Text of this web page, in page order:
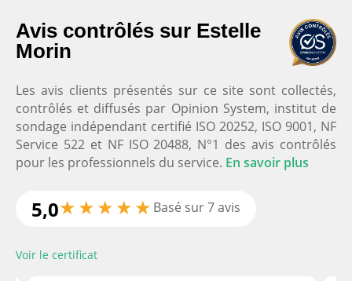
Domicil'Gym Coach Sportif à Domicile
5.0
Basé sur251avis
Voir tous les avis
Merci à François pour son super
accompagnement, des séances pour mon
Toulouse, depuis plusieurs mois et maintenant
Avis contrôlés sur Estelle
Morin
Les avis clients présentés sur ce site sont collectés,
contrôlés et diffusés par Opinion System, institut de
sondage indépendant certifié ISO 20252, ISO 9001, NF
Service 522 et NF ISO 20488, N°1 des avis contrôlés
pour les professionnels du service. En savoir plus
5,0★★★★★ Basé sur 7 avis
Voir le certificat